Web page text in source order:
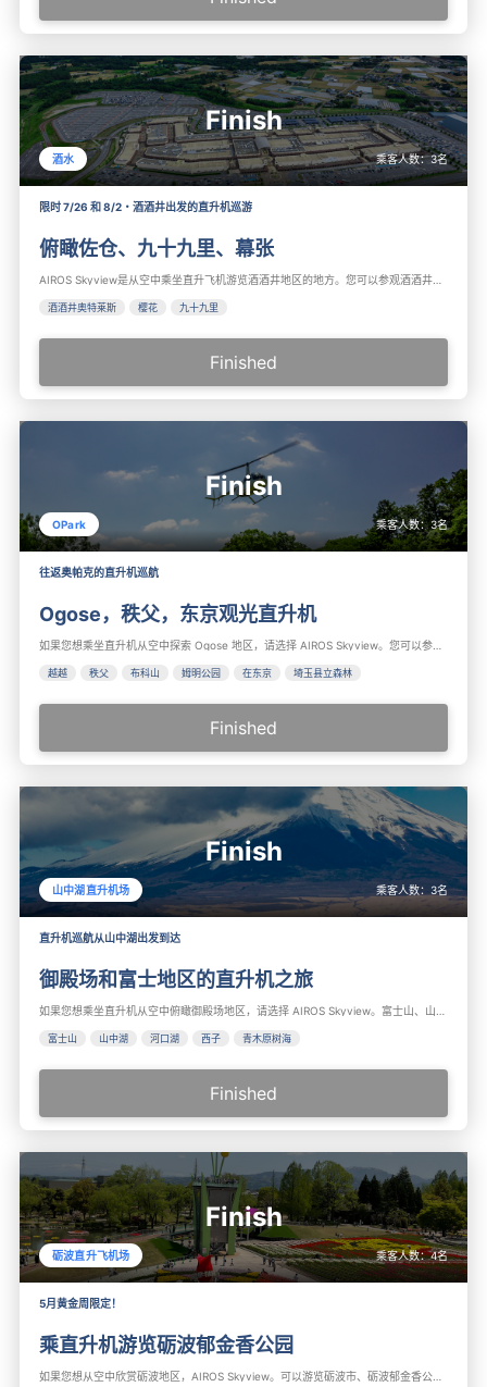
Finish
限时 7/26 和 8/2・酒酒井出发的直升机巡游
俯瞰佐仓、九十九里、幕张
酒水 乘客人数：3名
酒酒井奥特莱斯 樱花 九十九里
Finished
Finish
往返奥帕克的直升机巡航
Ogose，秩父，东京观光直升机
OPark 乘客人数：3名
越越 秩父 布科山 姆明公园 在东京 埼玉县立森林
Finished
Finish
直升机巡航从山中湖出发到达
御殿场和富士地区的直升机之旅
山中湖直升机场 乘客人数： 3名
富士山 山中湖 河口湖 西子 青木原树海
Finished
Finish
5月黄金周限定！
乘直升机游览砺波郁金香公园
砺波直升飞机场 乘客人数：4名